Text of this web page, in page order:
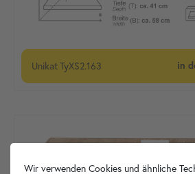
UnikatTyXS2.163 in
Wir verwenden Cookies und ähnliche